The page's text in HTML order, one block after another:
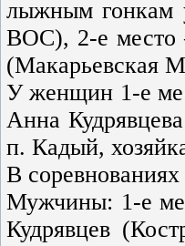
лыжным гонкам
ВОС), 2-е
(Макарьевская
У женщин 1-е
Анна
п. Кадый,
В
Мужчины: 1-е
Кудрявцев